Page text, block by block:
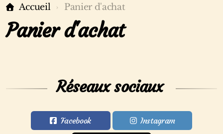
Accueil Panier d'achat
Panier d'achat
Réseaux sociaux
Facebook Instagram